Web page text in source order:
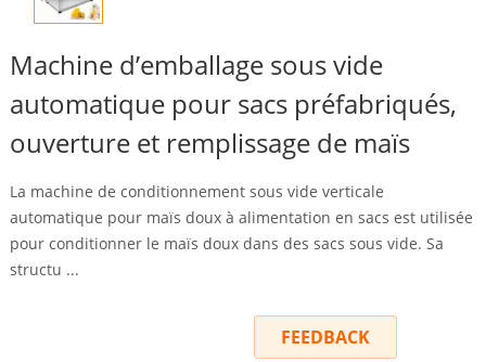
Machine d’emballage sous vide
automatique pour sacs préfabriqués,
ouverture et remplissage de maïs
La machine de conditionnement sous vide verticale
automatique pour maïs doux à alimentation en sacs est utilisée
pour conditionner le maïs doux dans des sacs sous vide. Sa
structu ...
FEEDBACK